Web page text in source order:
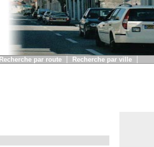
Recherche par route Recherche par ville